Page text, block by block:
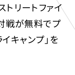
トリートファイ
戦が無料でプ
キャンプ」を